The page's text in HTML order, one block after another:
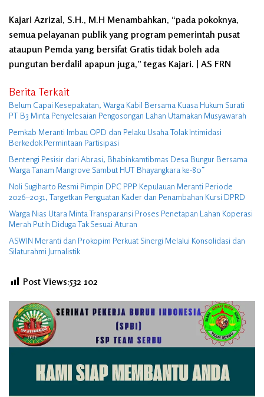
Kajari Azrizal, S.H., M.H Menambahkan, “pada pokoknya,
semua pelayanan publik yang program pemerintah pusat
ataupun Pemda yang bersifat Gratis tidak boleh ada
pungutan berdalil apapun juga,” tegas Kajari. | AS FRN
Berita Terkait
Belum Capai Kesepakatan, Warga Kabil Bersama Kuasa Hukum Surati
PT B3 Minta Penyelesaian Pengosongan Lahan Utamakan Musyawarah
Pemkab Meranti Imbau OPD dan Pelaku Usaha Tolak Intimidasi
Berkedok Permintaan Partisipasi
Bentengi Pesisir dari Abrasi, Bhabinkamtibmas Desa Bungur Bersama
Warga Tanam Mangrove Sambut HUT Bhayangkara ke-80″
Noli Sugiharto Resmi Pimpin DPC PPP Kepulauan Meranti Periode
2026–2031, Targetkan Penguatan Kader dan Penambahan Kursi DPRD
Warga Nias Utara Minta Transparansi Proses Penetapan Lahan Koperasi
Merah Putih Diduga Tak Sesuai Aturan
ASWIN Meranti dan Prokopim Perkuat Sinergi Melalui Konsolidasi dan
Silaturahmi Jurnalistik
Post Views:532 102